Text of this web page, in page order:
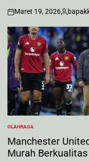
on
Maret 19, 2026
Posted
by
POSTED
IN
OLAHRAGA
Manchester
Murah Berkualitas